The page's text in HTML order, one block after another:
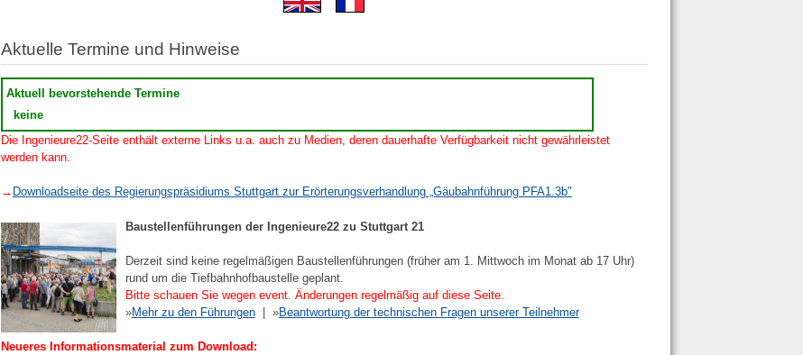
Aktuelle Termine und Hinweise
Aktuell bevorstehende Termine
keine
Die Ingenieure22-Seite enthält externe Links u.a. auch zu Medien, deren dauerhafte Verfügbarkeit nicht gewährleistet
werden kann.
→ Downloadseite des Regierungspräsidiums Stuttgart zur Erörterungsverhandlung „Gäubahnführung PFA1.3b"
Baustellenführungen der Ingenieure22 zu Stuttgart 21
Derzeit sind keine regelmäßigen Baustellenführungen (früher am 1. Mittwoch im Monat ab 17 Uhr)
rund um die Tiefbahnhofbaustelle geplant.
Bitte schauen Sie wegen event. Änderungen regelmäßig auf diese Seite.
»Mehr zu den Führungen| »Beantwortung der technischen Fragen unserer Teilnehmer
Neueres Informationsmaterial zum Download: